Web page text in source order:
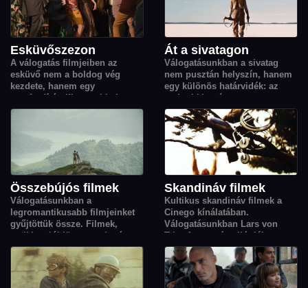
Esküvőszezon
A válogatás filmjeiben az
esküvő nem a boldog vég
kezdete, hanem egy
sorsfordító pillanat: titkok,
vágyak, családi feszültségek és
élete új irányt vesz.
Át a sivatagon
Válogatásunkban a sivatag
nem pusztán helyszín, hanem
egy különös határvidék: az
emberi kitartás, a
szabadságvágy és az
egymásra utaltság
történeteinek elementáris erejű
szereplője.
Összebújós filmek
Válogatásunkban a
legromantikusabb filmjeinket
gyűjtöttük össze. Filmek,
amikhez jól jön egy takaró, egy
váll és az érzés, hogy nem
vagyunk egyedül.
Skandináv filmek
Kultikus skandináv filmek a
Cinego kínálatában.
Válogatásunkban Lars von
Trier Aranyszív-trilógiája
mellett a közelmúlt kiemelkedő
alkotásai is helyet kaptak,
köztük Joachim Trier Oscar-
díjas Érzelmi érték című filmje.